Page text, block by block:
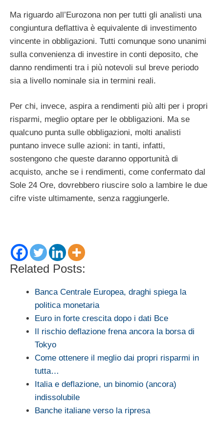
Ma riguardo all’Eurozona non per tutti gli analisti una
congiuntura deflattiva è equivalente di investimento
vincente in obbligazioni. Tutti comunque sono unanimi
sulla convenienza di investire in conti deposito, che
danno rendimenti tra i più notevoli sul breve periodo
sia a livello nominale sia in termini reali.
Per chi, invece, aspira a rendimenti più alti per i propri
risparmi, meglio optare per le obbligazioni. Ma se
qualcuno punta sulle obbligazioni, molti analisti
puntano invece sulle azioni: in tanti, infatti,
sostengono che queste daranno opportunità di
acquisto, anche se i rendimenti, come confermato dal
Sole 24 Ore, dovrebbero riuscire solo a lambire le due
cifre viste ultimamente, senza raggiungerle.
Related Posts:
Banca Centrale Europea, draghi spiega la
politica monetaria
Euro in forte crescita dopo i dati Bce
Il rischio deflazione frena ancora la borsa di
Tokyo
Come ottenere il meglio dai propri risparmi in
tutta…
Italia e deflazione, un binomio (ancora)
indissolubile
Banche italiane verso la ripresa